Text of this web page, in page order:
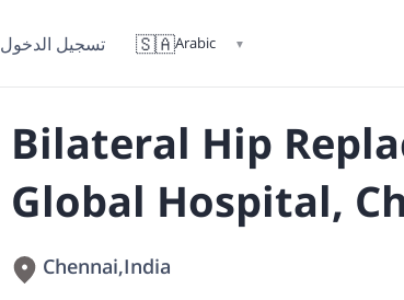
تسجيل الدخول 🇸🇦Arabic ▼
Bilateral Hip
Global Hospital,
Chennai,India